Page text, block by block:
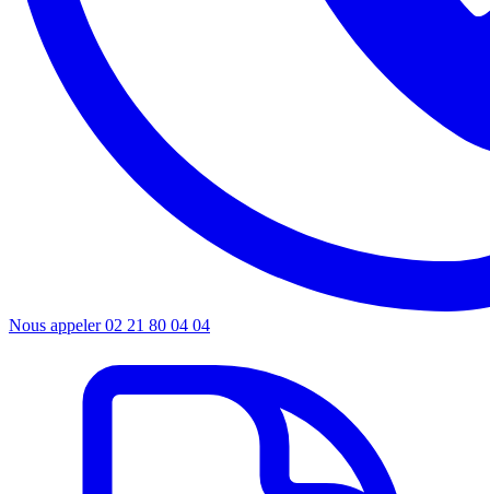
Nous appeler 02 21 80 04 04